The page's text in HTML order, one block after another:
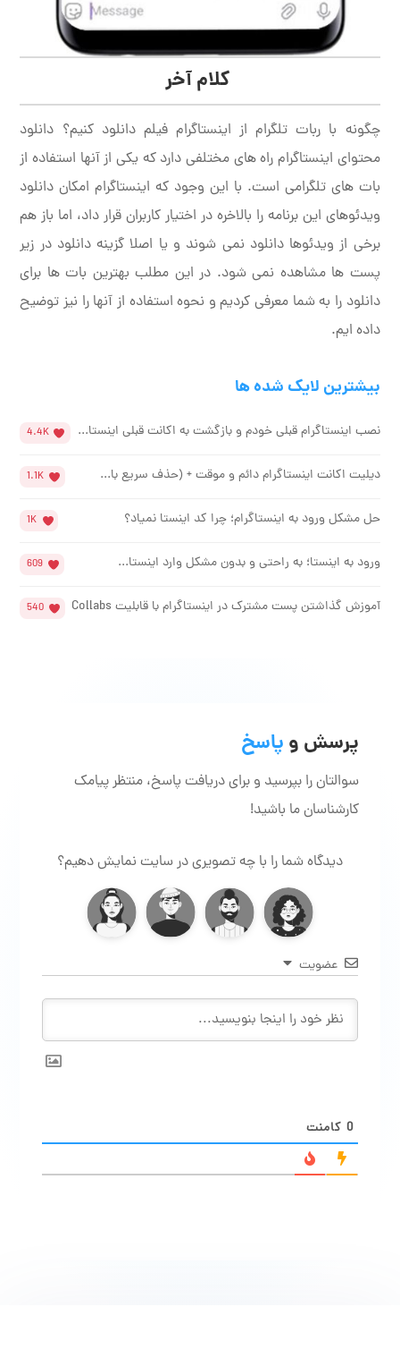
کلام آخر
چگونه با ربات تلگرام از اینستاگرام فیلم دانلود کنیم؟ دانلود
محتوای اینستاگرام راه های مختلفی دارد که یکی از آنها استفاده از
بات های تلگرامی است. با این وجود که اینستاگرام امکان دانلود
ویدئوهای این برنامه را بالاخره در اختیار کاربران قرار داد، اما باز هم
برخی از ویدئوها دانلود نمی شوند و یا اصلا گزینه دانلود در زیر
پست ها مشاهده نمی شود. در این مطلب بهترین بات ها برای
دانلود را به شما معرفی کردیم و نحوه استفاده از آنها را نیز توضیح
داده ایم.
بیشترین لایک شده ها
نصب اینستاگرام قبلی خودم و بازگشت به اکانت قبلی اینستا... 4.4K
دیلیت اکانت اینستاگرام دائم و موقت + (حذف سریع با... 1.1K
حل مشکل ورود به اینستاگرام؛ چرا کد اینستا نمیاد؟ 1K
ورود به اینستا؛ به راحتی و بدون مشکل وارد اینستا... 609
آموزش گذاشتن پست مشترک در اینستاگرام با قابلیت Collabs 540
پرسش و پاسخ
سوالتان را بپرسید و برای دریافت پاسخ، منتظر پیامک
کارشناسان ما باشید!
دیدگاه شما را با چه تصویری در سایت نمایش دهیم؟
عضویت
0 کامنت